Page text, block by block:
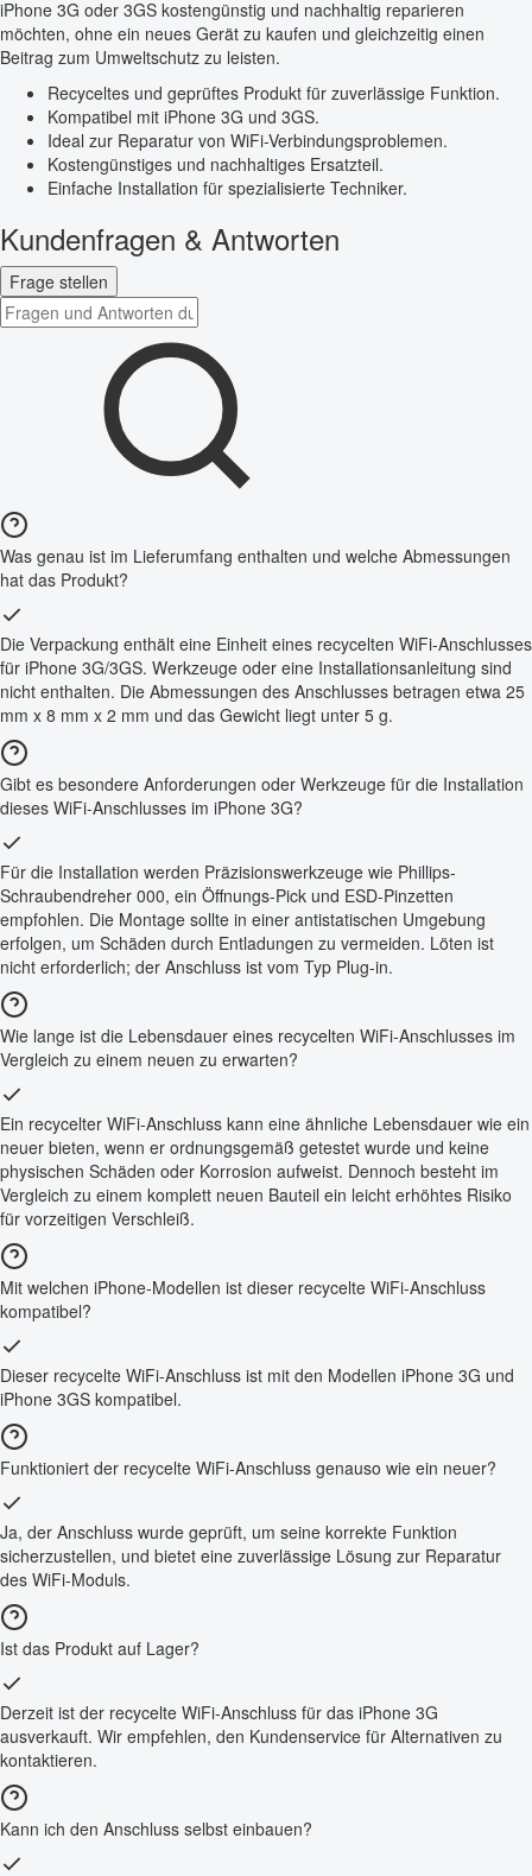
iPhone 3G oder 3GS kostengünstig und nachhaltig reparieren
möchten, ohne ein neues Gerät zu kaufen und gleichzeitig einen
Beitrag zum Umweltschutz zu leisten.
Recyceltes und geprüftes Produkt für zuverlässige Funktion.
Kompatibel mit iPhone 3G und 3GS.
Ideal zur Reparatur von WiFi-Verbindungsproblemen.
Kostengünstiges und nachhaltiges Ersatzteil.
Einfache Installation für spezialisierte Techniker.
Kundenfragen & Antworten
Frage stellen
Was genau ist im Lieferumfang enthalten und welche Abmessungen
hat das Produkt?
Die Verpackung enthält eine Einheit eines recycelten WiFi-Anschlusses
für iPhone 3G/3GS. Werkzeuge oder eine Installationsanleitung sind
nicht enthalten. Die Abmessungen des Anschlusses betragen etwa 25
mm x 8 mm x 2 mm und das Gewicht liegt unter 5 g.
Gibt es besondere Anforderungen oder Werkzeuge für die Installation
dieses WiFi-Anschlusses im iPhone 3G?
Für die Installation werden Präzisionswerkzeuge wie Phillips-
Schraubendreher 000, ein Öffnungs-Pick und ESD-Pinzetten
empfohlen. Die Montage sollte in einer antistatischen Umgebung
erfolgen, um Schäden durch Entladungen zu vermeiden. Löten ist
nicht erforderlich; der Anschluss ist vom Typ Plug-in.
Wie lange ist die Lebensdauer eines recycelten WiFi-Anschlusses im
Vergleich zu einem neuen zu erwarten?
Ein recycelter WiFi-Anschluss kann eine ähnliche Lebensdauer wie ein
neuer bieten, wenn er ordnungsgemäß getestet wurde und keine
physischen Schäden oder Korrosion aufweist. Dennoch besteht im
Vergleich zu einem komplett neuen Bauteil ein leicht erhöhtes Risiko
für vorzeitigen Verschleiß.
Mit welchen iPhone-Modellen ist dieser recycelte WiFi-Anschluss
kompatibel?
Dieser recycelte WiFi-Anschluss ist mit den Modellen iPhone 3G und
iPhone 3GS kompatibel.
Funktioniert der recycelte WiFi-Anschluss genauso wie ein neuer?
Ja, der Anschluss wurde geprüft, um seine korrekte Funktion
sicherzustellen, und bietet eine zuverlässige Lösung zur Reparatur
des WiFi-Moduls.
Ist das Produkt auf Lager?
Derzeit ist der recycelte WiFi-Anschluss für das iPhone 3G
ausverkauft. Wir empfehlen, den Kundenservice für Alternativen zu
kontaktieren.
Kann ich den Anschluss selbst einbauen?